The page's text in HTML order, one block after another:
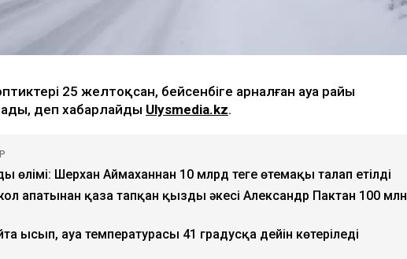
25 желтоқсан, бейсенбіге арналған ауа райы
деп хабарлайды Ulysmedia.kz.
өлімі: Шерхан Аймаханнан 10 млрд теңге өтемақы талап етілді
апатынан қаза тапқан қыздың әкесі Александр Пактан 100 млн
ысып, ауа температурасы 41 градусқа дейін көтеріледі